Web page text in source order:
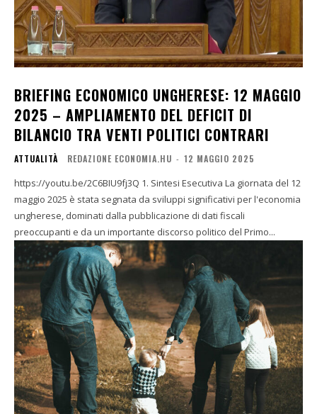
BRIEFING ECONOMICO UNGHERESE: 12 MAGGIO
2025 – AMPLIAMENTO DEL DEFICIT DI
BILANCIO TRA VENTI POLITICI CONTRARI
ATTUALITÀ REDAZIONE ECONOMIA.HU - 12 MAGGIO 2025
https://youtu.be/2C6BIU9fj3Q 1. Sintesi Esecutiva La giornata del 12
maggio 2025 è stata segnata da sviluppi significativi per l'economia
ungherese, dominati dalla pubblicazione di dati fiscali
preoccupanti e da un importante discorso politico del Primo...